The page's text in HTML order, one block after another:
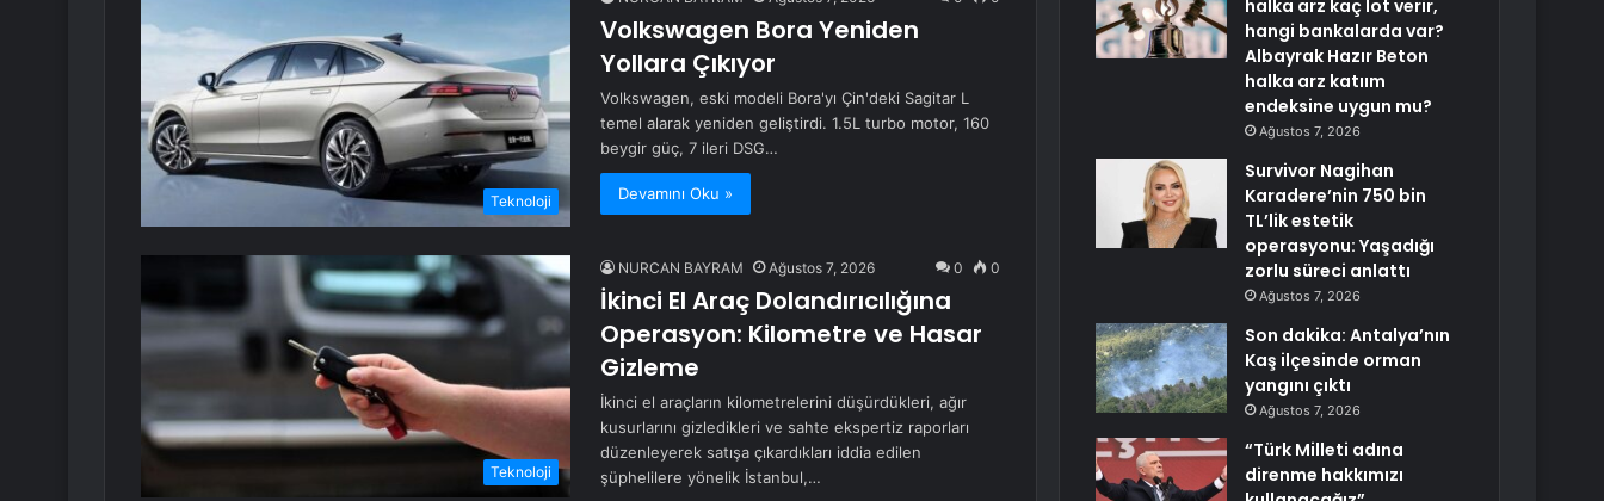
Teknoloji
Volkswagen Bora Yeniden
Yollara Çıkıyor
Volkswagen, eski modeli Bora'yı Çin'deki Sagitar L
temel alarak yeniden geliştirdi. 1.5L turbo motor, 160
beygir güç, 7 ileri DSG…
Devamını Oku »
Teknoloji
NURCAN BAYRAM Ağustos 7, 2026 0 0
İkinci El Araç Dolandırıcılığına
Operasyon: Kilometre ve Hasar
Gizleme
İkinci el araçların kilometrelerini düşürdükleri, ağır
kusurlarını gizledikleri ve sahte ekspertiz raporları
düzenleyerek satışa çıkardıkları iddia edilen
şüphelilere yönelik İstanbul,…
halka arz kaç lot verir,
hangi bankalarda var?
Albayrak Hazır Beton
halka arz katıım
endeksine uygun mu?
Ağustos 7, 2026
Survivor Nagihan
Karadere’nin 750 bin
TL’lik estetik
operasyonu: Yaşadığı
zorlu süreci anlattı
Ağustos 7, 2026
Son dakika: Antalya’nın
Kaş ilçesinde orman
yangını çıktı
Ağustos 7, 2026
“Türk Milleti adına
direnme hakkımızı